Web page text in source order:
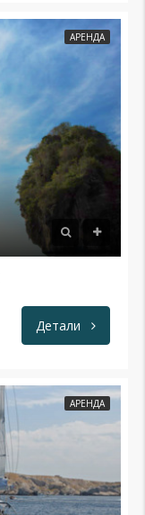
АРЕНДА
Детали
АРЕНДА